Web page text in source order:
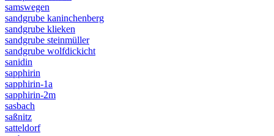
samswegen
sandgrube kaninchenberg
sandgrube klieken
sandgrube steinmüller
sandgrube wolfdickicht
sanidin
sapphirin
sapphirin-1a
sapphirin-2m
sasbach
saßnitz
satteldorf